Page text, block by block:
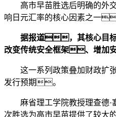
高市早苗胜选后明确的
响日元汇率的核心因素之一
据报道，其核心目
改变传统安全框架、增加
这一系列政策叠加财政扩
发行预期。
麻省理工学院教授理查
次胜选为高市早苗提供了较